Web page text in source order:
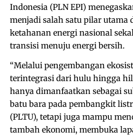
Indonesia (PLN EPI)
menjadi salah satu pilar utama
ketahanan energi nasional
transisi menuju energi bersih.
“Melalui pengembangan
terintegrasi dari hulu hingga
hanya dimanfaatkan sebagai
batu bara pada pembangkit
(PLTU), tetapi juga mampu
tambah ekonomi, membuka